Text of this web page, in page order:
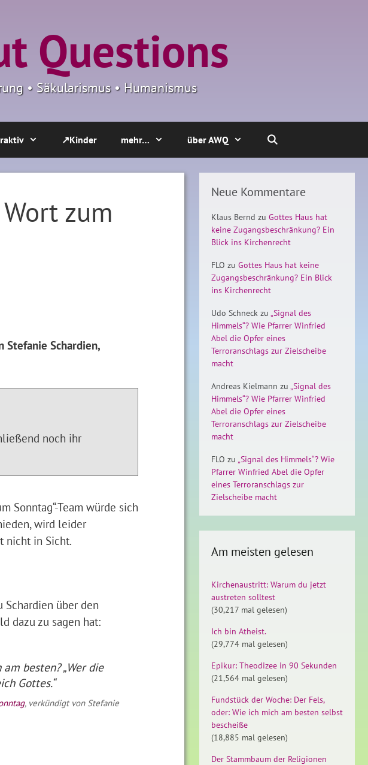
Questions
• Säkularismus • Humanismus
↗Kinder mehr… über AWQ
zum
Stefanie Schardien,
noch ihr
Sonntag“-Team würde sich
wird leider
nicht in Sicht.
Schardien über den
dazu zu sagen hat:
besten? „Wer die
Gottes.“
, verkündigt von Stefanie
Neue Kommentare
Klaus Bernd zu Gottes Haus hat
keine Zugangsbeschränkung? Ein
Blick ins Kirchenrecht
FLO zu Gottes Haus hat keine
Zugangsbeschränkung? Ein Blick
ins Kirchenrecht
Udo Schneck zu „Signal des
Himmels“? Wie Pfarrer Winfried
Abel die Opfer eines
Terroranschlags zur Zielscheibe
macht
Andreas Kielmann zu „Signal des
Himmels“? Wie Pfarrer Winfried
Abel die Opfer eines
Terroranschlags zur Zielscheibe
macht
FLO zu „Signal des Himmels“? Wie
Pfarrer Winfried Abel die Opfer
eines Terroranschlags zur
Zielscheibe macht
Am meisten gelesen
Kirchenaustritt: Warum du jetzt
austreten solltest
(30,217 mal gelesen)
Ich bin Atheist.
(29,774 mal gelesen)
Epikur: Theodizee in 90 Sekunden
(21,564 mal gelesen)
Fundstück der Woche: Der Fels,
oder: Wie ich mich am besten selbst
bescheiße
(18,885 mal gelesen)
Der Stammbaum der Religionen